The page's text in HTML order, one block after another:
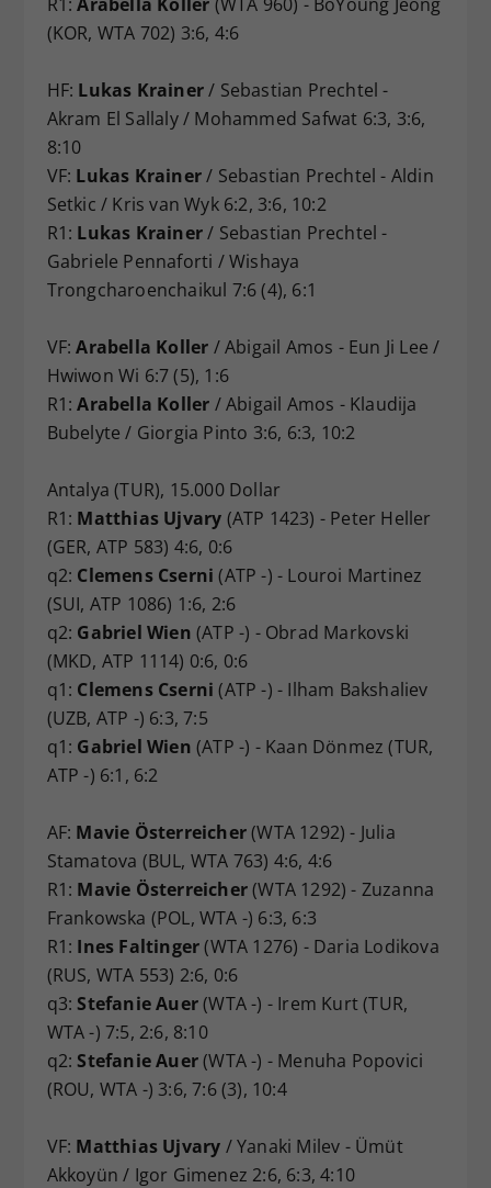
(KOR, WTA 702) 3:6, 4:6
HF: Lukas Krainer/ Sebastian Prechtel -
Akram El Sallaly / Mohammed Safwat 6:3, 3:6,
8:10
VF: Lukas Krainer/ Sebastian Prechtel - Aldin
Setkic / Kris van Wyk 6:2, 3:6, 10:2
R1: Lukas Krainer/ Sebastian Prechtel -
Gabriele Pennaforti / Wishaya
Trongcharoenchaikul 7:6 (4), 6:1
VF:Arabella Koller / Abigail Amos - Eun Ji Lee /
Hwiwon Wi 6:7 (5), 1:6
R1:Arabella Koller / Abigail Amos - Klaudija
Bubelyte / Giorgia Pinto 3:6, 6:3, 10:2
Antalya (TUR), 15.000 Dollar
R1: Matthias Ujvary (ATP 1423) - Peter Heller
(GER, ATP 583) 4:6, 0:6
q2: Clemens Cserni (ATP -) - Louroi Martinez
(SUI, ATP 1086) 1:6, 2:6
q2: Gabriel Wien (ATP -) - Obrad Markovski
(MKD, ATP 1114) 0:6, 0:6
q1: Clemens Cserni (ATP -) - Ilham Bakshaliev
(UZB, ATP -) 6:3, 7:5
q1: Gabriel Wien (ATP -) - Kaan Dönmez (TUR,
ATP -) 6:1, 6:2
AF: Mavie Österreicher(WTA 1292) - Julia
Stamatova (BUL, WTA 763) 4:6, 4:6
R1: Mavie Österreicher(WTA 1292) - Zuzanna
Frankowska (POL, WTA -) 6:3, 6:3
R1: Ines Faltinger(WTA 1276) - Daria Lodikova
(RUS, WTA 553) 2:6, 0:6
q3:Stefanie Auer(WTA -) - Irem Kurt (TUR,
WTA -) 7:5, 2:6, 8:10
q2:Stefanie Auer(WTA -) - Menuha Popovici
(ROU, WTA -) 3:6, 7:6 (3), 10:4
VF: Matthias Ujvary / Yanaki Milev - Ümüt
Akkoyün / Igor Gimenez 2:6, 6:3, 4:10